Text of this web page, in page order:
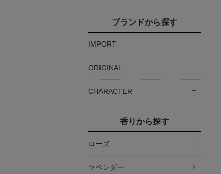
ブランドから探す
IMPORT
ORIGINAL
CHARACTER
香りから探す
ローズ
ラベンダー